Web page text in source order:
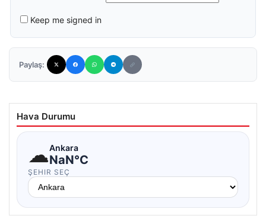
Keep me signed in
Paylaş:
Hava Durumu
☁Ankara
NaN°C
ŞEHIR SEÇ